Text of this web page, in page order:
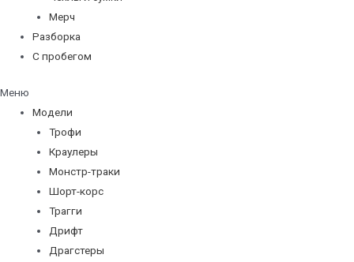
Мерч
Разборка
С пробегом
Меню
Модели
Трофи
Краулеры
Монстр-траки
Шорт-корс
Трагги
Дрифт
Драгстеры